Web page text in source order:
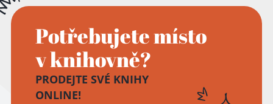
Potřebujete místo
v knihovně?
PRODEJTE SVÉ KNIHY
ONLINE!